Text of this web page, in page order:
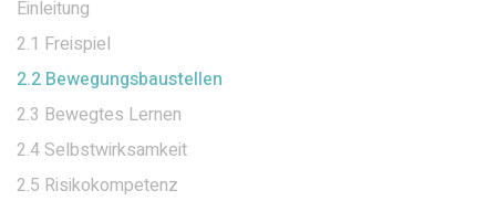
Einleitung
2.1 Freispiel
2.2 Bewegungsbaustellen
2.3 Bewegtes Lernen
2.4 Selbstwirksamkeit
2.5 Risikokompetenz